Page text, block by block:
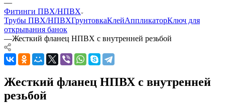
—
Фитинги ПВХ/НПВХ
Трубы ПВХ/НПВХГрунтовкаКлейАппликаторКлюч для
открывания банок
—Жесткий фланец НПВХ с внутренней резьбой
Жесткий фланец НПВХ с внутренней
резьбой